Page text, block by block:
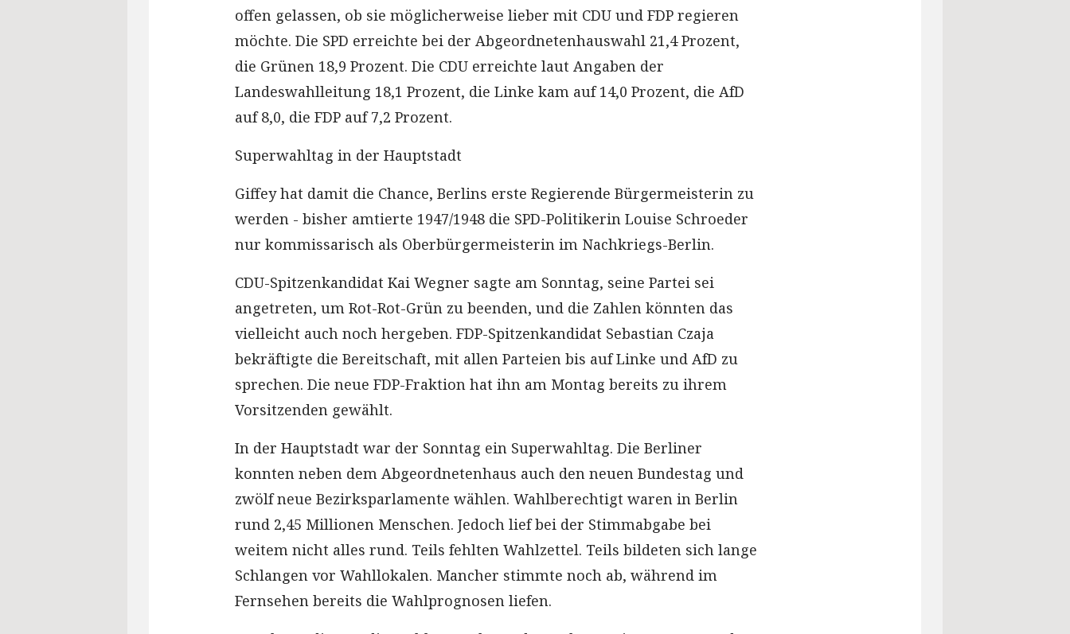
offen gelassen, ob sie möglicherweise lieber mit CDU und FDP regieren
möchte. Die SPD erreichte bei der Abgeordnetenhauswahl 21,4 Prozent,
die Grünen 18,9 Prozent. Die CDU erreichte laut Angaben der
Landeswahlleitung 18,1 Prozent, die Linke kam auf 14,0 Prozent, die AfD
auf 8,0, die FDP auf 7,2 Prozent.
Superwahltag in der Hauptstadt
Giffey hat damit die Chance, Berlins erste Regierende Bürgermeisterin zu
werden - bisher amtierte 1947/1948 die SPD-Politikerin Louise Schroeder
nur kommissarisch als Oberbürgermeisterin im Nachkriegs-Berlin.
CDU-Spitzenkandidat Kai Wegner sagte am Sonntag, seine Partei sei
angetreten, um Rot-Rot-Grün zu beenden, und die Zahlen könnten das
vielleicht auch noch hergeben. FDP-Spitzenkandidat Sebastian Czaja
bekräftigte die Bereitschaft, mit allen Parteien bis auf Linke und AfD zu
sprechen. Die neue FDP-Fraktion hat ihn am Montag bereits zu ihrem
Vorsitzenden gewählt.
In der Hauptstadt war der Sonntag ein Superwahltag. Die Berliner
konnten neben dem Abgeordnetenhaus auch den neuen Bundestag und
zwölf neue Bezirksparlamente wählen. Wahlberechtigt waren in Berlin
rund 2,45 Millionen Menschen. Jedoch lief bei der Stimmabgabe bei
weitem nicht alles rund. Teils fehlten Wahlzettel. Teils bildeten sich lange
Schlangen vor Wahllokalen. Mancher stimmte noch ab, während im
Fernsehen bereits die Wahlprognosen liefen.